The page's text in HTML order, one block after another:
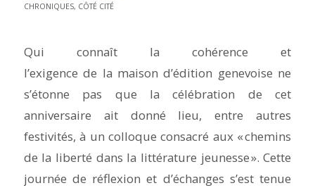
CHRONIQUES, CÔTÉ CITÉ
Qui connaît la cohérence et
l’exigence de la maison d’édition genevoise ne
s’étonne pas que la célébration de cet
anniversaire ait donné lieu, entre autres
festivités, à un colloque consacré aux « chemins
de la liberté dans la littérature jeunesse ». Cette
journée de réflexion et d’échanges s’est tenue